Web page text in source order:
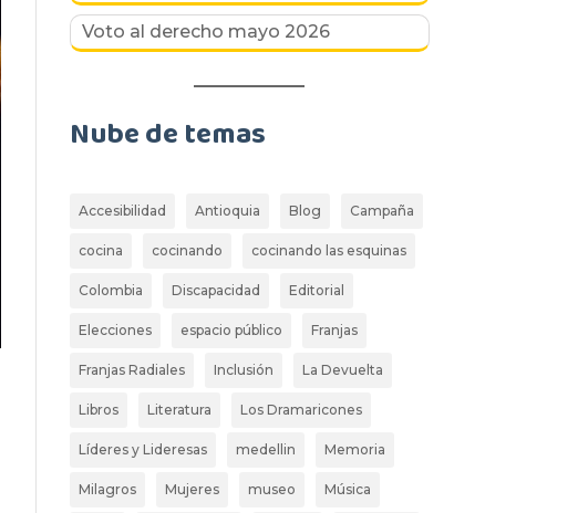
Voto al derecho mayo 2026
Nube de temas
Accesibilidad Antioquia Blog Campaña
cocina cocinando cocinando las esquinas
Colombia Discapacidad Editorial
Elecciones espacio público Franjas
Franjas Radiales Inclusión La Devuelta
Libros Literatura Los Dramaricones
Líderes y Lideresas medellin Memoria
Milagros Mujeres museo Música